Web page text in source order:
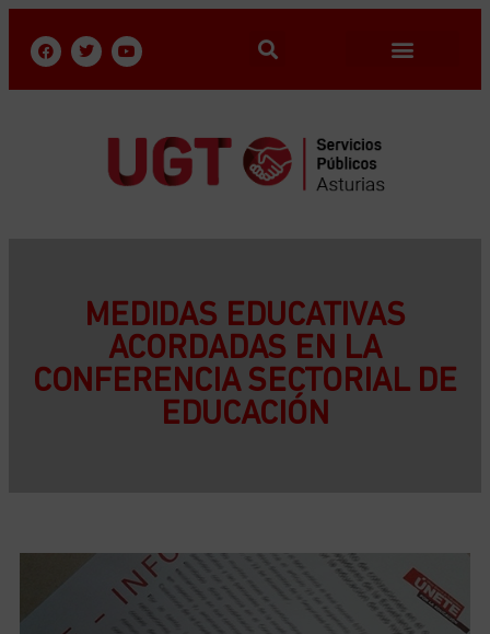
MEDIDAS EDUCATIVAS
ACORDADAS EN LA
CONFERENCIA SECTORIAL DE
EDUCACIÓN